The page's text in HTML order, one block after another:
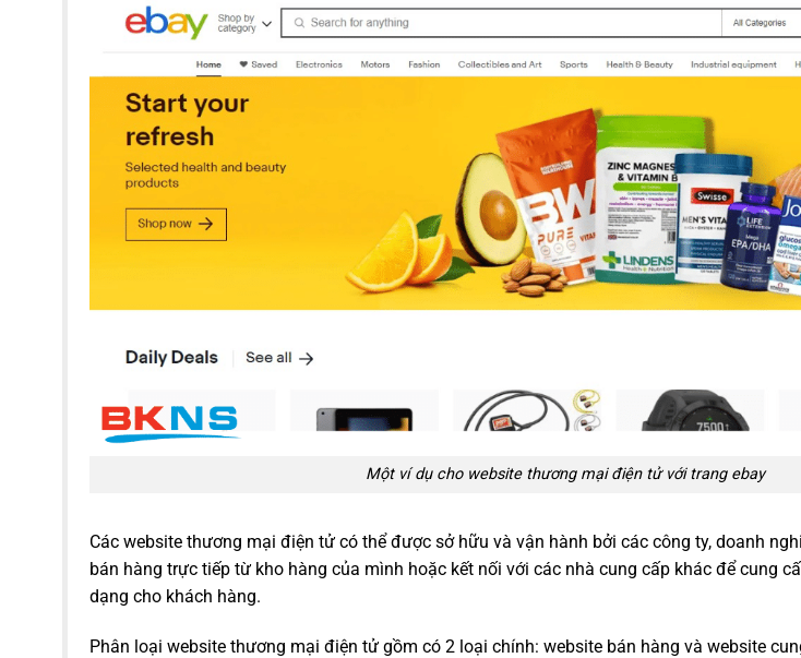
Một ví dụ cho website thương mại điện tử với trang ebay
Các website thương mại điện tử có thể được sở hữu và vận hành bởi các công ty, doanh
bán hàng trực tiếp từ kho hàng của mình hoặc kết nối với các nhà cung cấp khác để cung
dạng cho khách hàng.
Phân loại website thương mại điện tử gồm có 2 loại chính: website bán hàng và website